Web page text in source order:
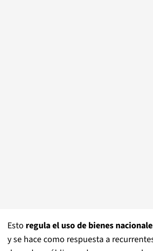
Esto regula el uso de bienes
y se hace como respuesta a